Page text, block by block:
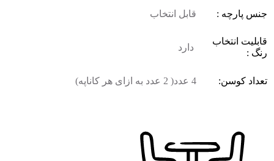
جنس پارچه : قابل انتخاب
قابلیت انتخاب
رنگ :
دارد
تعداد کوسن: 4 عدد( 2 عدد به ازای هر کاناپه)